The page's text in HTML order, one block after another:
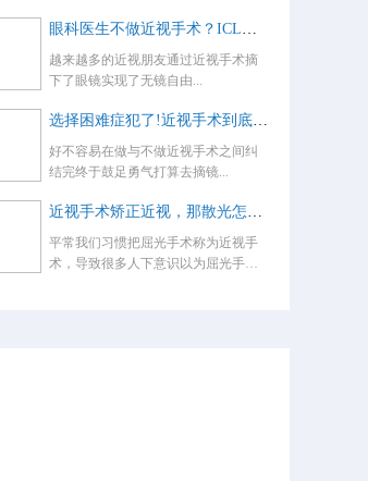
眼科医生不做近视手术？ICL比激光手术好？这些近视手术谣言，别再信了！
越来越多的近视朋友通过近视手术摘
下了眼镜实现了无镜自由...
选择困难症犯了!近视手术到底怎么选？
好不容易在做与不做近视手术之间纠
结完终于鼓足勇气打算去摘镜...
近视手术矫正近视，那散光怎么办，术后还要戴眼镜吗？
平常我们习惯把屈光手术称为近视手
术，导致很多人下意识以为屈光手术